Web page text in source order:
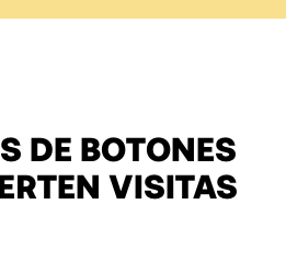
DE BOTONES
VISITAS